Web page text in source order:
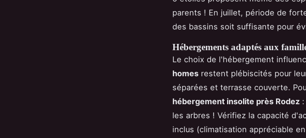
parents ! En juillet, période de
des bassins soit suffisante pour
Hébergements adaptés aux
Le choix de l'hébergement
homes restent plébiscités pour
séparées et terrasse couverte.
hébergement insolite près Rodez
les arbres ! Vérifiez la capacité
inclus (climatisation appréciable